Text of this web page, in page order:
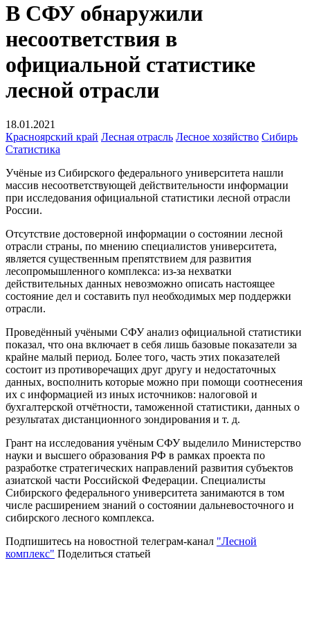
В СФУ обнаружили
несоответствия в
официальной статистике
лесной отрасли
18.01.2021
Красноярский край Лесная отрасль Лесное хозяйство Сибирь
Статистика
Учёные из Сибирского федерального университета нашли
массив несоответствующей действительности информации
при исследования официальной статистики лесной отрасли
России.
Отсутствие достоверной информации о состоянии лесной
отрасли страны, по мнению специалистов университета,
является существенным препятствием для развития
лесопромышленного комплекса: из-за нехватки
действительных данных невозможно описать настоящее
состояние дел и составить пул необходимых мер поддержки
отрасли.
Проведённый учёными СФУ анализ официальной статистики
показал, что она включает в себя лишь базовые показатели за
крайне малый период. Более того, часть этих показателей
состоит из противоречащих друг другу и недостаточных
данных, восполнить которые можно при помощи соотнесения
их с информацией из иных источников: налоговой и
бухгалтерской отчётности, таможенной статистики, данных о
результатах дистанционного зондирования и т. д.
Грант на исследования учёным СФУ выделило Министерство
науки и высшего образования РФ в рамках проекта по
разработке стратегических направлений развития субъектов
азиатской части Российской Федерации. Специалисты
Сибирского федерального университета занимаются в том
числе расширением знаний о состоянии дальневосточного и
сибирского лесного комплекса.
Подпишитесь на новостной телеграм-канал "Лесной
комплекс" Поделиться статьей